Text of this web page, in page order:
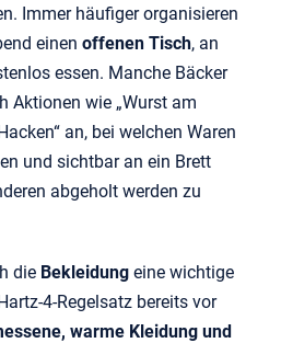
Immer häufiger organisieren
einen offenen Tisch, an
essen. Manche Bäcker
Aktionen wie „Wurst am
an, bei welchen Waren
und sichtbar an ein Brett
abgeholt werden zu
die Bekleidung eine wichtige
4-Regelsatz bereits vor
warme Kleidung und